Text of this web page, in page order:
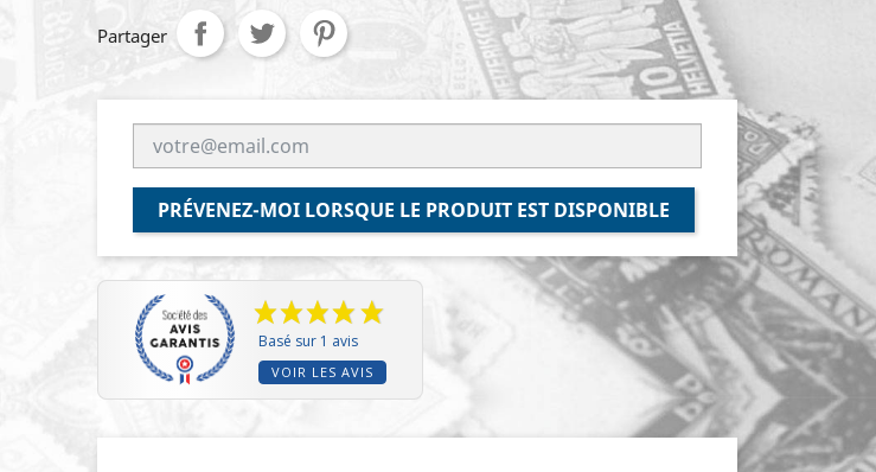
Partager
PRÉVENEZ-MOI LORSQUE LE PRODUIT EST DISPONIBLE
Basé sur 1 avis
VOIR LES AVIS